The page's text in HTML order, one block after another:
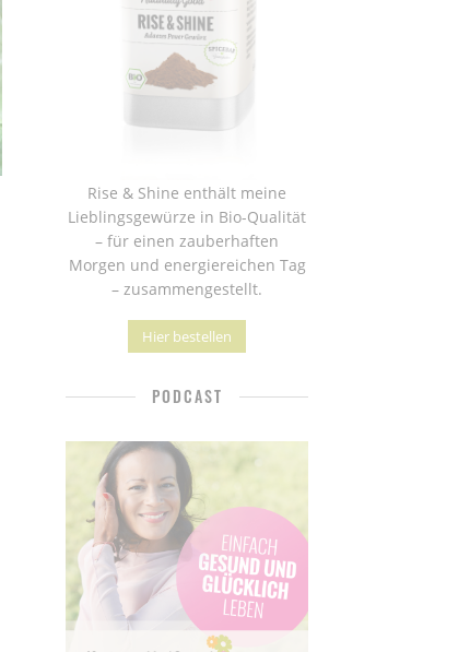
Rise & Shine enthält meine
Lieblingsgewürze in Bio-Qualität
– für einen zauberhaften
Morgen und energiereichen Tag
– zusammengestellt.
Hier bestellen
PODCAST